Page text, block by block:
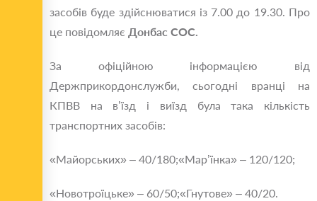
засобів буде здійснюватися із 7.00 до 19.30. Про
це повідомляє Донбас СОС.
За офіційною інформацією від
Держприкордонслужби, сьогодні вранці на
КПВВ на в’їзд і виїзд була така кількість
транспортних засобів:
«Майорських» – 40/180;«Мар’їнка» – 120/120;
«Новотроїцьке» – 60/50;«Гнутове» – 40/20.